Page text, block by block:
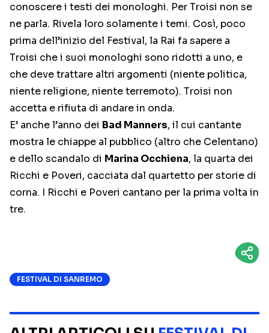
conoscere i testi dei monologhi. Per Troisi non se
ne parla. Rivela loro solamente i temi. Così, poco
prima dell’inizio del Festival, la Rai fa sapere a
Troisi che i suoi monologhi sono ridotti a uno, e
che deve trattare altri argomenti (niente politica,
niente religione, niente terremoto). Troisi non
accetta e rifiuta di andare in onda.
E’ anche l’anno dei Bad Manners, il cui cantante
mostra le chiappe al pubblico (altro che Celentano)
e dello scandalo di Marina Occhiena, la quarta dei
Ricchi e Poveri, cacciata dal quartetto per storie di
corna. I Ricchi e Poveri cantano per la prima volta in
tre.
FESTIVAL DI SANREMO